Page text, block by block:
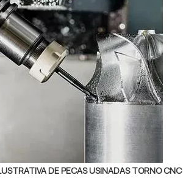
DE PECAS USINADAS TORNO CNC